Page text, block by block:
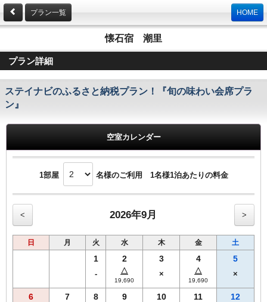
プラン一覧 HOME
懐石宿 潮里
プラン詳細
ステイナビのふるさと納税プラン！『旬の味わい会席プラ
ン』
空室カレンダー
1部屋 名様のご利用 1名様1泊あたりの料金
< 2026年9月 >
日 月 火 水 木 金 土
1
-
2
△
19,690
3
×
4
△
19,690
5
×
6 7 8 9 10 11 12